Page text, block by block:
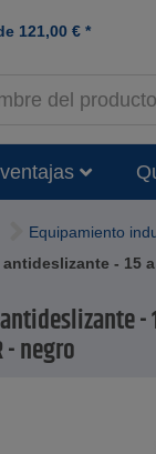
121,00 € *
Equipamiento
- 15 a
-
- negro